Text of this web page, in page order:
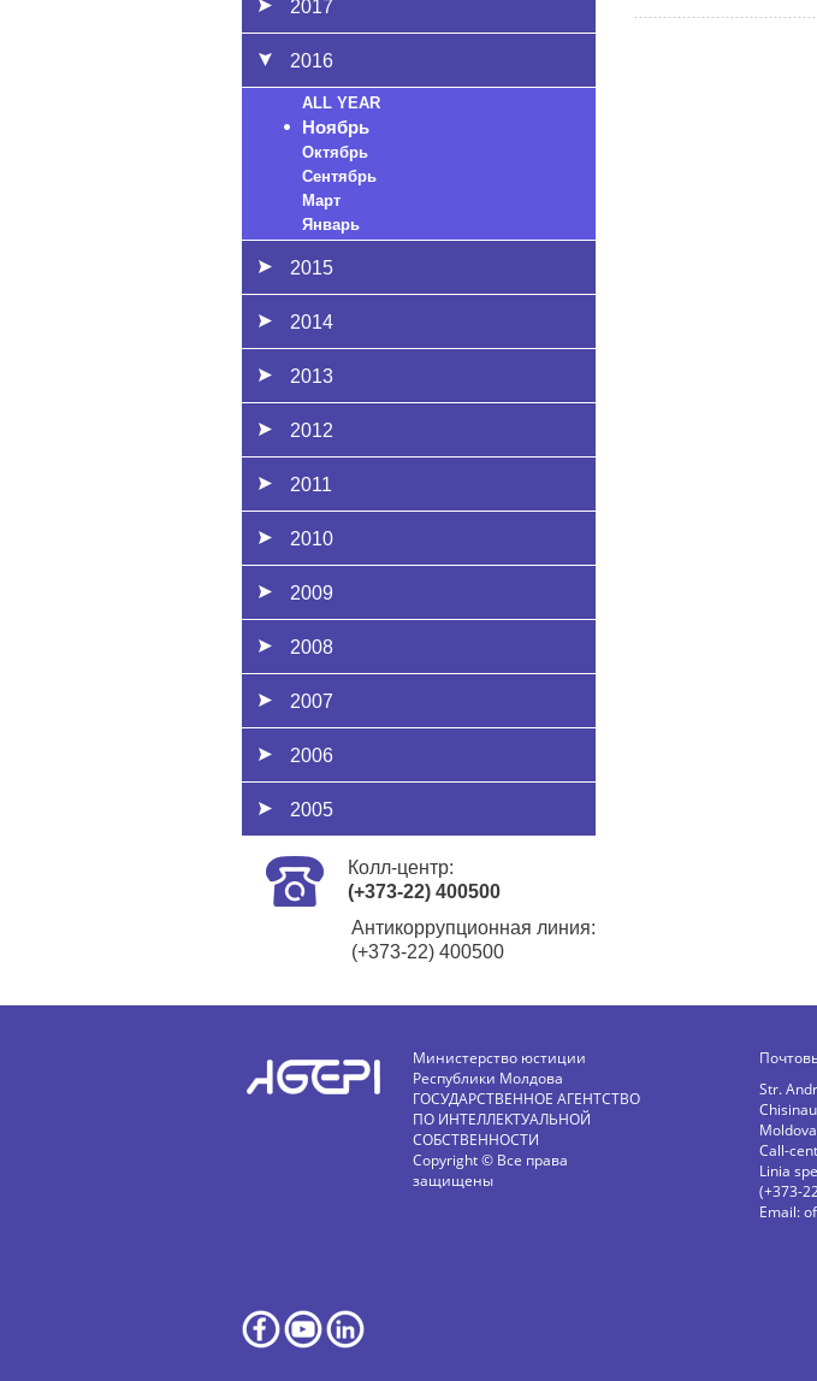
2017
2016
ALL YEAR
Ноябрь
Октябрь
Сентябрь
Март
Январь
2015
2014
2013
2012
2011
2010
2009
2008
2007
2006
2005
Колл-центр:
(+373-22) 400500
Антикоррупционная линия:
(+373-22) 400500
Министерство юстиции
Республики Молдова
ГОСУДАРСТВЕННОЕ АГЕНТСТВО
ПО ИНТЕЛЛЕКТУАЛЬНОЙ
СОБСТВЕННОСТИ
Copyright © Все права
защищены
Str.
Moldova
Call-
Linia
(+373-
Email: